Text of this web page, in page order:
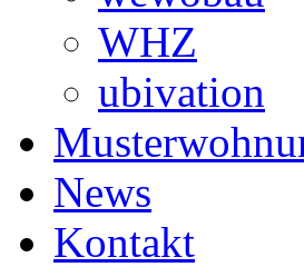
WHZ
ubivation
News
Kontakt